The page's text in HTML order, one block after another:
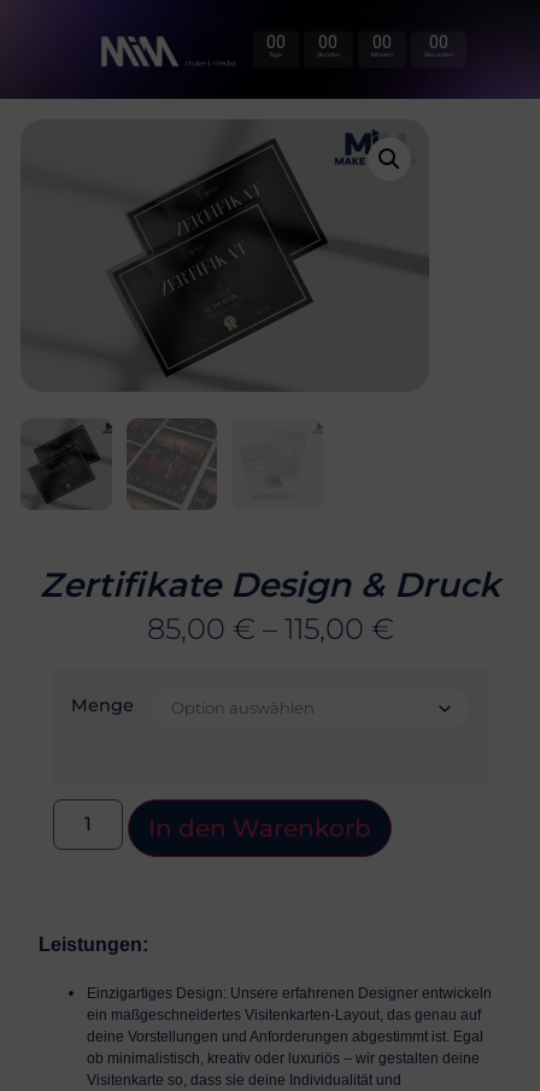
00
Tage
00
Stunden
00
Minuten
00
Sekunden
Zertifikate Design & Druck
85,00 € – 115,00 €
Menge
In den Warenkorb
Leistungen:
Einzigartiges Design: Unsere erfahrenen Designer entwickeln
ein maßgeschneidertes Visitenkarten-Layout, das genau auf
deine Vorstellungen und Anforderungen abgestimmt ist. Egal
ob minimalistisch, kreativ oder luxuriös – wir gestalten deine
Visitenkarte so, dass sie deine Individualität und